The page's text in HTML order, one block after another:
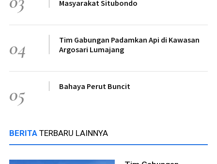
Masyarakat Situbondo
04
Tim Gabungan Padamkan Api di Kawasan
Argosari Lumajang
05 Bahaya Perut Buncit
BERITA TERBARU LAINNYA